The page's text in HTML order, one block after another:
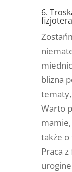
6.
blizna
Warto
także o
Praca